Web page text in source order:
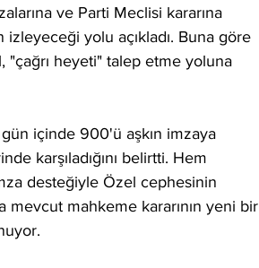
ve Parti Meclisi kararına
yolu açıkladı. Buna göre
heyeti" talep etme yoluna
içinde 900'ü aşkın imzaya
karşıladığını belirtti. Hem
desteğiyle Özel cephesinin
mevcut mahkeme kararının yeni bir